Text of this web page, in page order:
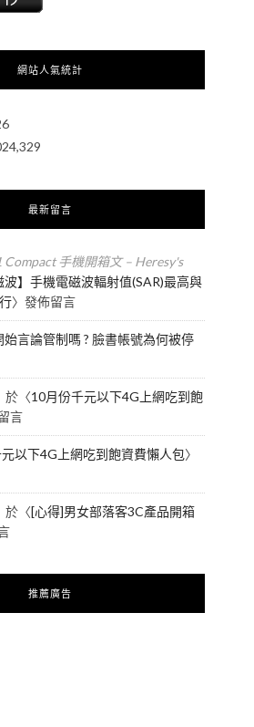
網站人氣統計
最新留言
Compact 手機開箱文 – Heresy's
波】手機電磁波輻射值(SAR)最高與
〉發佈留言
始言論管制嗎 ? 臉書帳號為何被停
於〈10月份千元以下4G上網吃到飽
言
以下4G上網吃到飽資費懶人包〉
於〈[心得]男女部落客3C產品開箱
推薦廣告